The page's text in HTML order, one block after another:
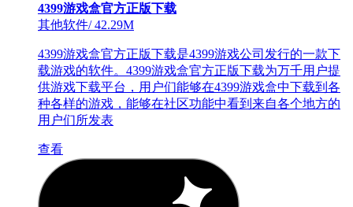
4399游戏盒官方正版下载
其他软件/42.29M
4399游戏盒官方正版下载是4399游戏公司发行的一款下
载游戏的软件。4399游戏盒官方正版下载为万千用户提
供游戏下载平台，用户们能够在4399游戏盒中下载到各
种各样的游戏，能够在社区功能中看到来自各个地方的
用户们所发表
查看